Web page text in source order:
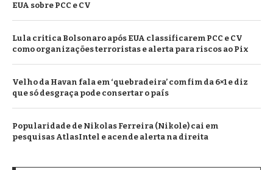
EUA sobre PCC e CV
Lula critica Bolsonaro após EUA classificarem PCC e CV
como organizações terroristas e alerta para riscos ao Pix
Velho da Havan fala em ‘quebradeira’ com fim da 6×1 e diz
que só desgraça pode consertar o país
Popularidade de Nikolas Ferreira (Nikole) cai em
pesquisas AtlasIntel e acende alerta na direita